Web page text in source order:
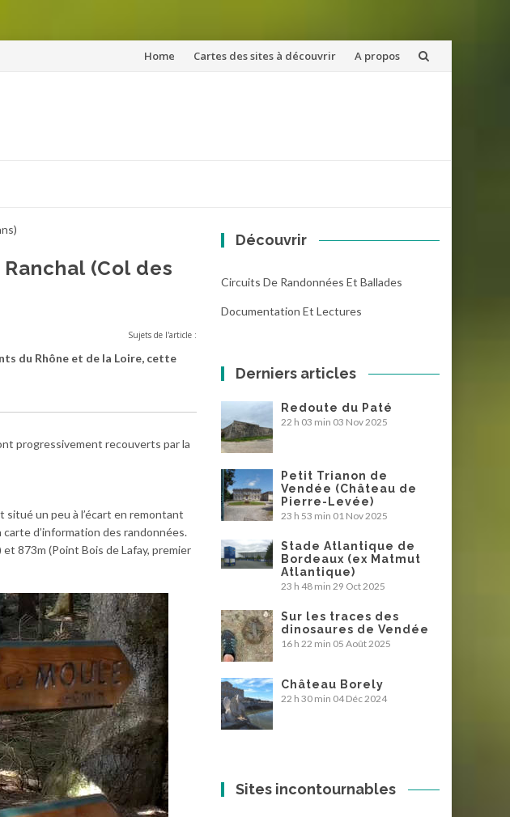
Aller
Home Cartes des sites à découvrir A propos
(Col des
Sujets de l'article :
du Rhône et de la Loire, cette
progressivement recouverts par la
situé un peu à l’écart en remontant
carte d’information des randonnées.
873m (Point Bois de Lafay, premier
Découvrir
Circuits De Randonnées Et Ballades
Documentation Et Lectures
Derniers articles
Redoute du Paté
22 h 03 min 03 Nov 2025
Petit Trianon de
Vendée (Château de
Pierre-Levée)
23 h 53 min 01 Nov 2025
Stade Atlantique de
Bordeaux (ex Matmut
Atlantique)
23 h 48 min 29 Oct 2025
Sur les traces des
dinosaures de Vendée
16 h 22 min 05 Août 2025
Château Borely
22 h 30 min 04 Déc 2024
Sites incontournables